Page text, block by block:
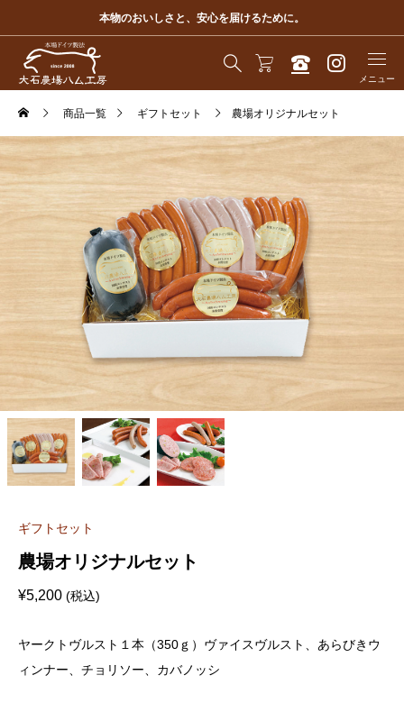
本物のおいしさと、安心を届けるために。
商品一覧 ギフトセット 農場オリジナルセット
ギフトセット
農場オリジナルセット
¥5,200 (税込)
ヤークトヴルスト１本（350ｇ）ヴァイスヴルスト、あらびきウ
ィンナー、チョリソー、カバノッシ